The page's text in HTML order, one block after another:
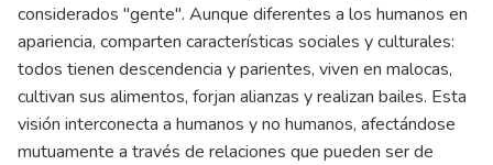
considerados "gente". Aunque diferentes a los humanos en
apariencia, comparten características sociales y culturales:
todos tienen descendencia y parientes, viven en malocas,
cultivan sus alimentos, forjan alianzas y realizan bailes. Esta
visión interconecta a humanos y no humanos, afectándose
mutuamente a través de relaciones que pueden ser de